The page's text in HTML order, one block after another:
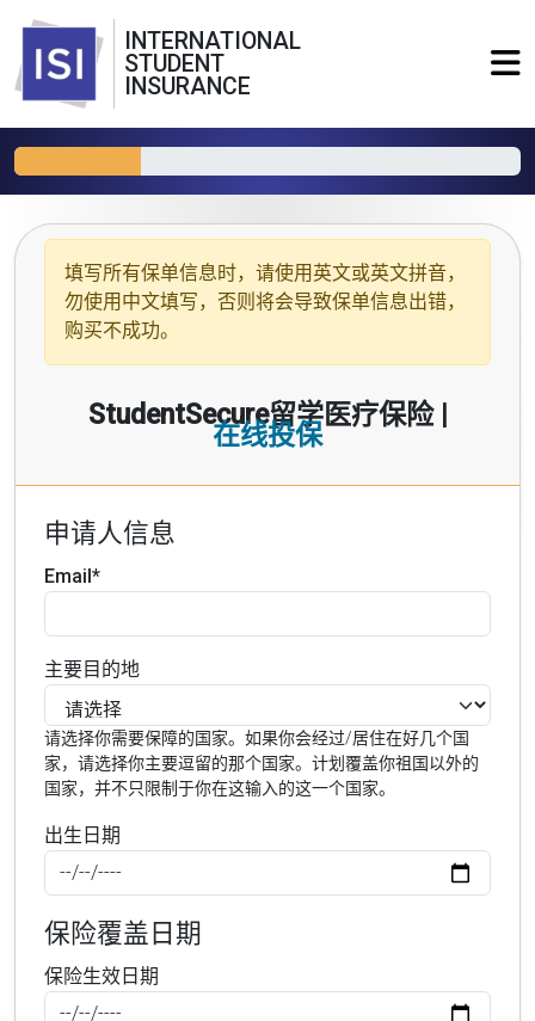
INTERNATIONAL
STUDENT
INSURANCE
填写所有保单信息时，请使用 英文或英文拼音，
勿使用中文填写，否则将会导致保单信息出错，
购买不成功。
StudentSecure留学医疗保险 |
在线投保
申请人信息
Email*
主要目的地
请选择你需要保障的国家。如果你会经过/居住在好几个国
家，请选择你主要逗留的那个国家。计划覆盖你祖国以外的
国家，并不只限制于你在这输入的这一个国家。
出生日期
保险覆盖日期
保险生效日期